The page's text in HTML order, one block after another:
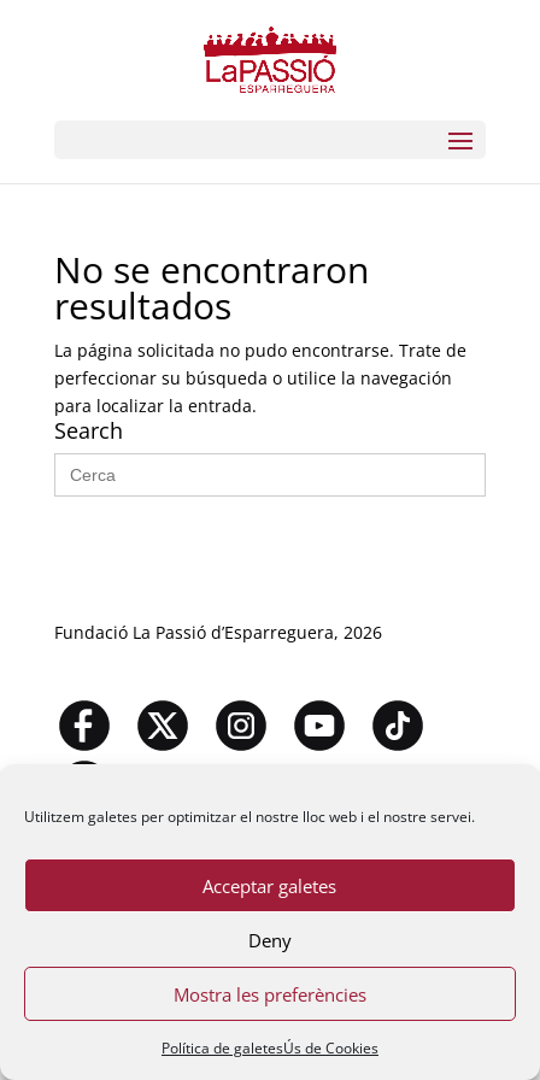
Utilitzem galetes per optimitzar el nostre lloc web i el nostre servei.
Acceptar galetes
Deny
Mostra les preferències
Política de galetesÚs de Cookies
No se encontraron
resultados
La página solicitada no pudo encontrarse. Trate de
perfeccionar su búsqueda o utilice la navegación
para localizar la entrada.
Search
Buscar:
Fundació La Passió d’Esparreguera, 2026